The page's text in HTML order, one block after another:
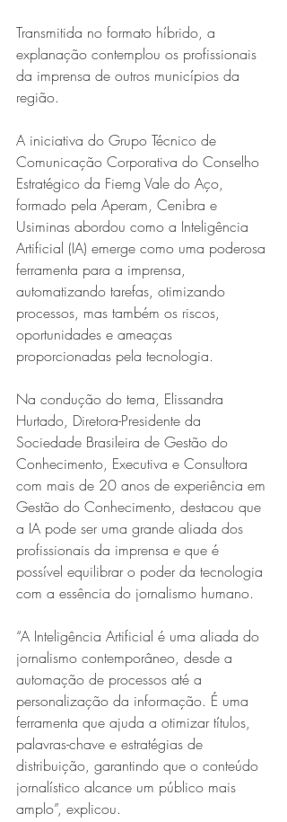
Série MPB abre temporada de
shows em Ipatinga com Flávio
Venturini
Transmitida no formato híbrido, a
explanação contemplou os profissionais
da imprensa de outros municípios da
região.
A iniciativa do Grupo Técnico de
Comunicação Corporativa do Conselho
Estratégico da Fiemg Vale do Aço,
formado pela Aperam, Cenibra e
Usiminas abordou como a Inteligência
Artificial (IA) emerge como uma poderosa
ferramenta para a imprensa,
automatizando tarefas, otimizando
processos, mas também os riscos,
oportunidades e ameaças
proporcionadas pela tecnologia.
Na condução do tema, Elissandra
Hurtado, Diretora-Presidente da
Sociedade Brasileira de Gestão do
Conhecimento, Executiva e Consultora
com mais de 20 anos de experiência em
Gestão do Conhecimento, destacou que
a IA pode ser uma grande aliada dos
profissionais da imprensa e que é
possível equilibrar o poder da tecnologia
com a essência do jornalismo humano.
“A Inteligência Artificial é uma aliada do
jornalismo contemporâneo, desde a
automação de processos até a
personalização da informação. É uma
ferramenta que ajuda a otimizar títulos,
palavras-chave e estratégias de
distribuição, garantindo que o conteúdo
jornalístico alcance um público mais
amplo”, explicou.